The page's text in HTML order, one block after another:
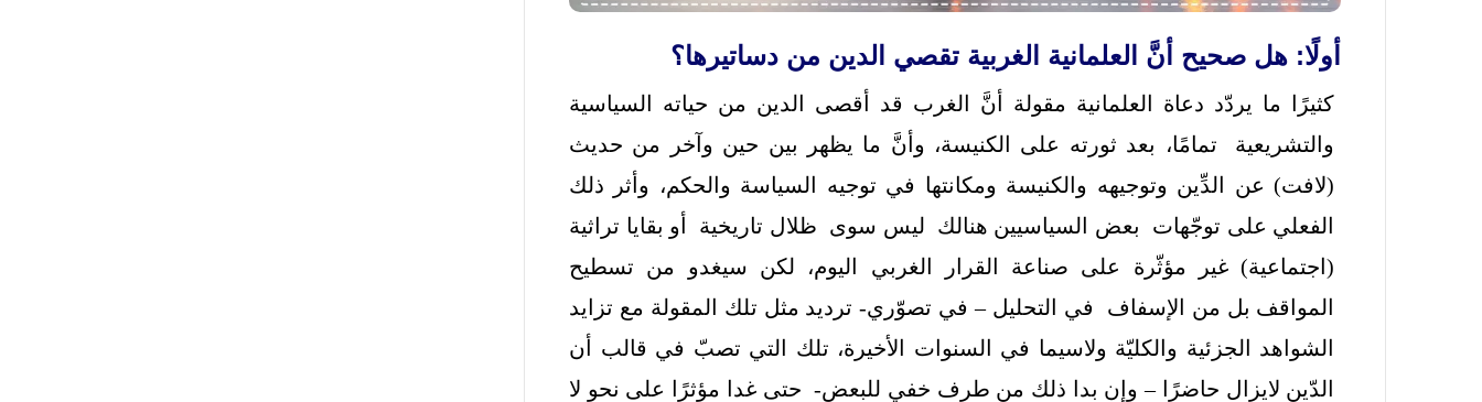
أولًا: هل صحيح أنَّ العلمانية الغربية تقصي الدين من دساتيرها؟
كثيرًا ما يردّد دعاة العلمانية مقولة أنَّ الغرب قد أقصى الدين من حياته السياسية
والتشريعية تمامًا، بعد ثورته على الكنيسة، وأنَّ ما يظهر بين حين وآخر من حديث
(لافت) عن الدِّين وتوجيهه والكنيسة ومكانتها في توجيه السياسة والحكم، وأثر ذلك
الفعلي على توجّهات بعض السياسيين هنالك ليس سوى ظلال تاريخية أو بقايا تراثية
(اجتماعية) غير مؤثّرة على صناعة القرار الغربي اليوم، لكن سيغدو من تسطيح
المواقف بل من الإسفاف في التحليل – في تصوّري- ترديد مثل تلك المقولة مع تزايد
الشواهد الجزئية والكليّة ولاسيما في السنوات الأخيرة، تلك التي تصبّ في قالب أن
الدّين لايزال حاضرًا – وإن بدا ذلك من طرف خفي للبعض- حتى غدا مؤثرًا على نحو لا